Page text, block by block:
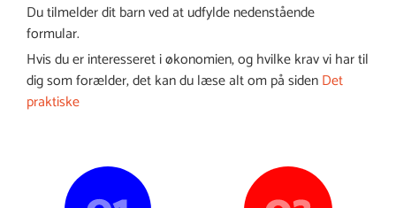
Du tilmelder dit barn ved at udfylde nedenstående
formular.
Hvis du er interesseret i økonomien, og hvilke krav vi har til
dig som forælder, det kan du læse alt om på sidenDet
praktiske